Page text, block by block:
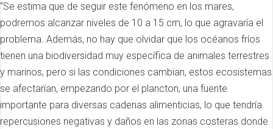
“Se estima que de seguir este fenómeno en los mares,
podremos alcanzar niveles de 10 a 15 cm, lo que agravaría el
problema. Además, no hay que olvidar que los océanos fríos
tienen una biodiversidad muy específica de animales terrestres
y marinos, pero si las condiciones cambian, estos ecosistemas
se afectarían, empezando por el plancton, una fuente
importante para diversas cadenas alimenticias, lo que tendría
repercusiones negativas y daños en las zonas costeras donde